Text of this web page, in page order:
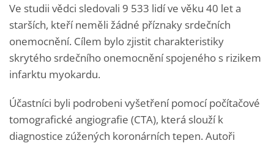
Ve studii vědci sledovali 9 533 lidí ve věku 40 let a
starších, kteří neměli žádné příznaky srdečních
onemocnění. Cílem bylo zjistit charakteristiky
skrytého srdečního onemocnění spojeného s rizikem
infarktu myokardu.
Účastníci byli podrobeni vyšetření pomocí počítačové
tomografické angiografie (CTA), která slouží k
diagnostice zúžených koronárních tepen. Autoři